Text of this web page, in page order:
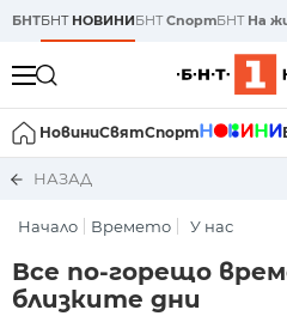
БНТБНТ НОВИНИБНТСпортБНТ На
НовиниСвятСпорт
НАЗАД
Начало Времето У нас
Все по-горещо
близките дни